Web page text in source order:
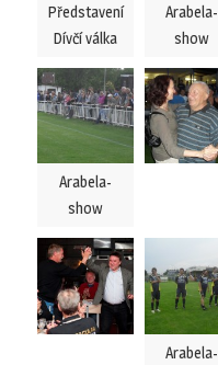
Představení
Dívčí válka
Arabela-
show
Arabela-
show
Arabela-